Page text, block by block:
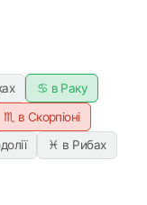
♋ в Раку
♏ в Скорпіоні
♓ в Рибах